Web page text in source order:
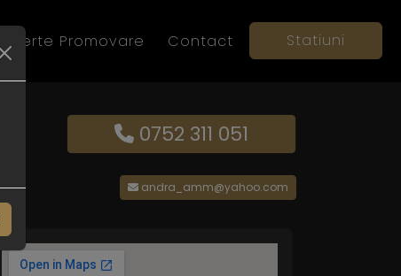
Oferte Promovare Contact Statiuni
0752 311 051
andra_amm@yahoo.com